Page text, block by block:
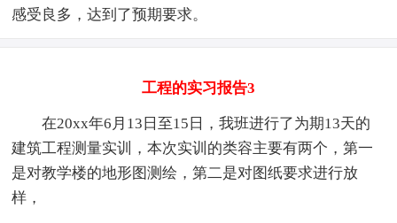
感受良多，达到了预期要求。
工程的实习报告3
在20xx年6月13日至15日，我班进行了为期13天的
建筑工程测量实训，本次实训的类容主要有两个，第一
是对教学楼的地形图测绘，第二是对图纸要求进行放
样，